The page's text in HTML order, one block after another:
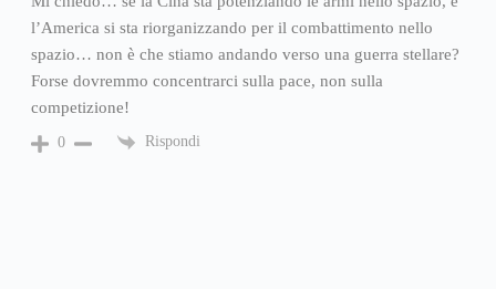
l’America si sta riorganizzando per il combattimento nello
spazio… non è che stiamo andando verso una guerra stellare?
Forse dovremmo concentrarci sulla pace, non sulla
competizione!
0 Rispondi